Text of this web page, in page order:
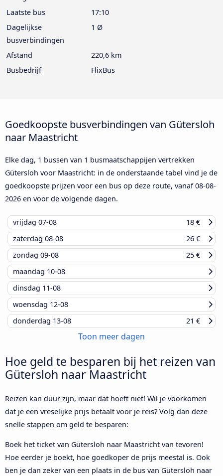
Laatste bus
17:10
Dagelijkse
busverbindingen
1 Ø
Afstand
220,6 km
Busbedrijf
FlixBus
Goedkoopste busverbindingen van Gütersloh
naar Maastricht
Elke dag, 1 bussen van 1 busmaatschappijen vertrekken
Gütersloh voor Maastricht: in de onderstaande tabel vind je de
goedkoopste prijzen voor een bus op deze route, vanaf08-08-
2026 en voor de volgende dagen.
vrijdag 07-08
18 €
zaterdag 08-08
26 €
zondag 09-08
25 €
maandag 10-08
dinsdag 11-08
woensdag 12-08
donderdag 13-08 21 €
Toon meer dagen
Hoe geld te besparen bij het reizen van
Gütersloh naar Maastricht
Reizen kan duur zijn, maar dat hoeft niet! Wil je voorkomen
dat je een vreselijke prijs betaalt voor je reis? Volg dan deze
snelle stappen om geld te besparen:
Boek het ticket van Gütersloh naar Maastricht van tevoren!
Hoe eerder je boekt, hoe goedkoper de prijs meestal is. Ook
ben je dan zeker van een plaats in de bus van Gütersloh naar